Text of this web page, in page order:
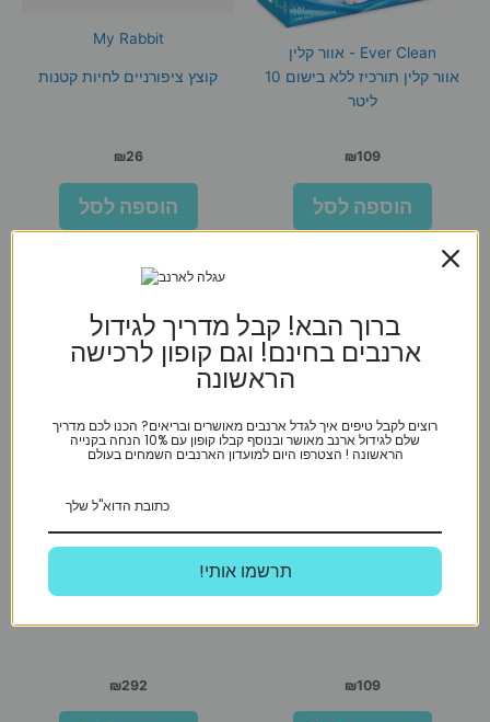
Ever Clean - אוור קלין
אוור קלין תורכיז ללא בישום 10
ליטר
₪109
הוספה לסל
My Rabbit
קוצץ ציפורניים לחיות קטנות
₪26
הוספה לסל
₪109
₪292
ברוך הבא! קבל מדריך לגידול
ארנבים בחינם! וגם קופון לרכישה
הראשונה
רוצים לקבל טיפים איך לגדל ארנבים מאושרים ובריאים? הכנו לכם מדריך
שלם לגידול ארנב מאושר ובנוסף קבלו קופון עם 10% הנחה בקנייה
הראשונה ! הצטרפו היום למועדון הארנבים השמחים בעולם
!תרשמו אותי